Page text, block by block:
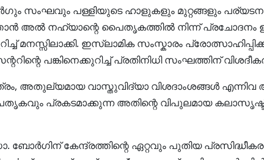
സംഘവും പള്ളിയുടെ ഹാളുകളും മുറ്റങ്ങളും
അൽ നഹ്യാന്റെ പൈതൃകത്തിൽ നിന്ന് പ്രചോദനം
മനസ്സിലാക്കി. ഇസ്ലാമിക സംസ്കാരം
പങ്കിനെക്കുറിച്ച് പ്രതിനിധി സംഘത്തിന്
അതുല്യമായ വാസ്തുവിദ്യാ വിശദാംശങ്ങൾ
പ്രകടമാക്കുന്ന അതിന്റെ വിപുലമായ
കേന്ദ്രത്തിന്റെ ഏറ്റവും പുതിയ